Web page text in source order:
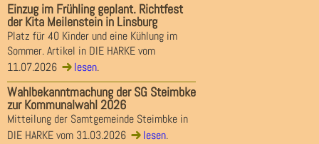
Einzug im Frühling geplant. Richtfest
der Kita Meilenstein in Linsburg
Platz für 40 Kinder und eine Kühlung im
Sommer. Artikel in DIE HARKE vom
11.07.2026
lesen.
Wahlbekanntmachung der SG Steimbke
zur Kommunalwahl 2026
Mitteilung der Samtgemeinde Steimbke in
DIE HARKE vom 31.03.2026
lesen.